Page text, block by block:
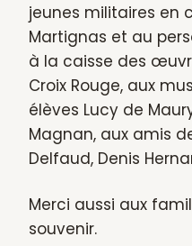
jeunes militaires en
Martignas et au
à la caisse des
Croix Rouge, aux
élèves Lucy de
Magnan, aux amis
Delfaud, Denis
Merci aussi aux
souvenir.